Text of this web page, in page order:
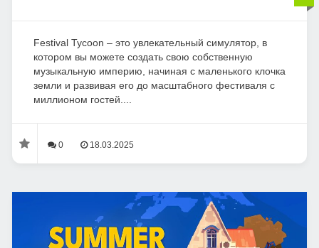
Festival Tycoon – это увлекательный симулятор, в
котором вы можете создать свою собственную
музыкальную империю, начиная с маленького клочка
земли и развивая его до масштабного фестиваля с
миллионом гостей....
0 18.03.2025